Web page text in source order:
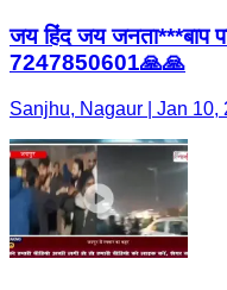
जय हिंद जय जनता***बाप
7247850601🙏🙏
Sanjhu, Nagaur | Jan 10,